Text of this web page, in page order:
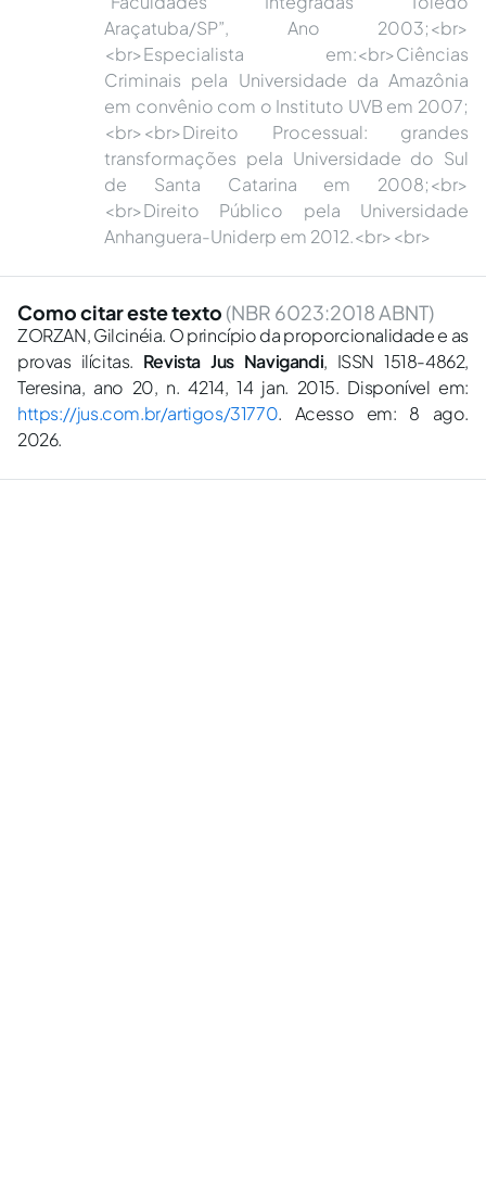
Araçatuba/SP”, Ano 2003;<br>
<br>Especialista em:<br>Ciências
Criminais pela Universidade da Amazônia
em convênio com o Instituto UVB em 2007;
<br><br>Direito Processual: grandes
transformações pela Universidade do Sul
de Santa Catarina em 2008;<br>
<br>Direito Público pela Universidade
Anhanguera-Uniderp em 2012.<br><br>
Como citar este texto (NBR 6023:2018 ABNT)
ZORZAN, Gilcinéia. O princípio da proporcionalidade e as
provas ilícitas. Revista Jus Navigandi, ISSN 1518-4862,
Teresina, ano 20, n. 4214, 14 jan. 2015. Disponível em:
https://jus.com.br/artigos/31770. Acesso em: 8 ago.
2026.